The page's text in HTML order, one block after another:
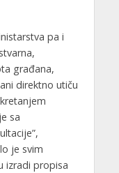
pa i
građana,
direktno utiču
sa
je svim
izradi propisa